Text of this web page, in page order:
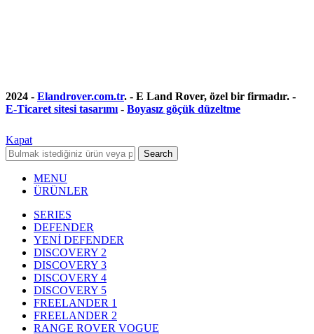
2024 - Elandrover.com.tr. - E Land Rover, özel bir firmadır. -
E-Ticaret sitesi tasarımı- Boyasız göçük düzeltme
Kapat
Search
MENU
ÜRÜNLER
SERIES
DEFENDER
YENİ DEFENDER
DISCOVERY 2
DISCOVERY 3
DISCOVERY 4
DISCOVERY 5
FREELANDER 1
FREELANDER 2
RANGE ROVER VOGUE